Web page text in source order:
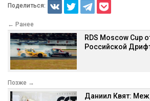
Поделиться:
← Ранее
RDS Moscow Cup
Российской
Позже →
Даниил Квят: